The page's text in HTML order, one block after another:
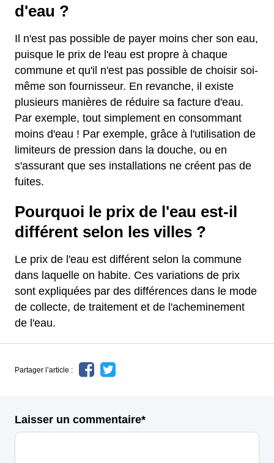
d'eau ?
Il n'est pas possible de payer moins cher son eau,
puisque le prix de l'eau est propre à chaque
commune et qu'il n'est pas possible de choisir soi-
même son fournisseur. En revanche, il existe
plusieurs manières de réduire sa facture d'eau.
Par exemple, tout simplement en consommant
moins d'eau ! Par exemple, grâce à l'utilisation de
limiteurs de pression dans la douche, ou en
s'assurant que ses installations ne créent pas de
fuites.
Pourquoi le prix de l'eau est-il
différent selon les villes ?
Le prix de l'eau est différent selon la commune
dans laquelle on habite. Ces variations de prix
sont expliquées par des différences dans le mode
de collecte, de traitement et de l'acheminement
de l'eau.
Partager l’article :
Laisser un commentaire*